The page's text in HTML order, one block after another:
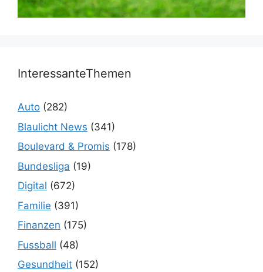
InteressanteThemen
Auto (282)
Blaulicht News (341)
Boulevard & Promis (178)
Bundesliga (19)
Digital (672)
Familie (391)
Finanzen (175)
Fussball (48)
Gesundheit (152)